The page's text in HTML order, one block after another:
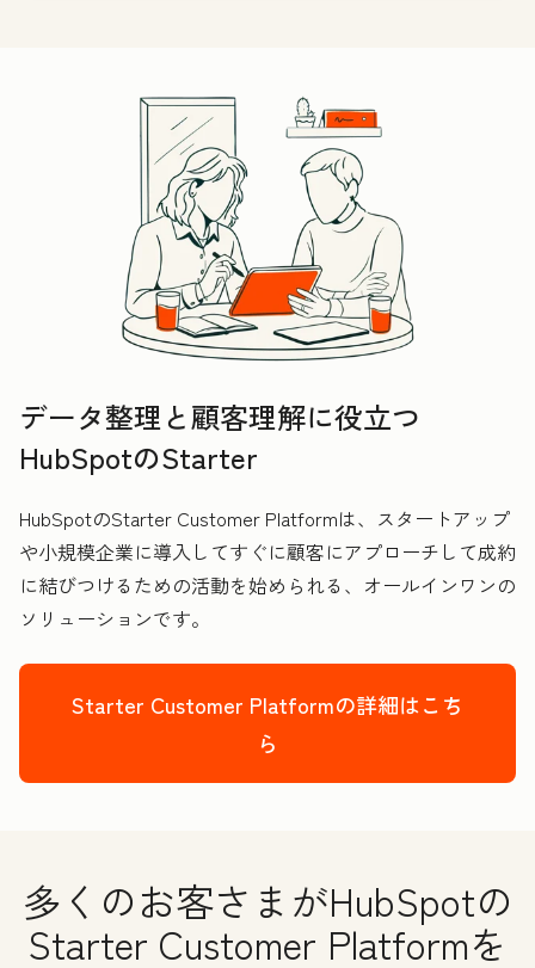
データ整理と顧客理解に役立つ
HubSpotのStarter
HubSpotのStarter Customer Platformは、スタートアップ
や小規模企業に導入してすぐに顧客にアプローチして成約
に結びつけるための活動を始められる、オールインワンの
ソリューションです。
Starter Customer Platformの詳細はこち
ら
多くのお客さまがHubSpotの
Starter Customer Platformを